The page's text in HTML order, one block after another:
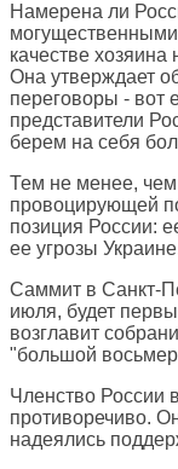
Намерена ли
качестве
Она утверждает
переговоры - вот
представители
берем на себя
Тем не менее,
провоцирующей
позиция России:
ее угрозы
Саммит в Санкт-
июля, будет
возглавит
"большой
Членство России
противоречиво.
надеялись